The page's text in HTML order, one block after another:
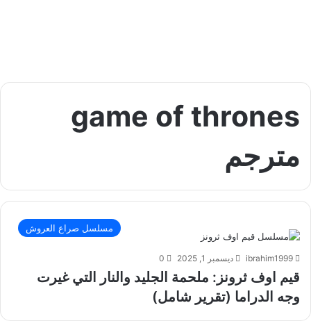
game of thrones
مترجم
مسلسل صراع العروش
ibrahim1999 ديسمبر 1, 2025 0
قيم اوف ثرونز: ملحمة الجليد والنار التي غيرت
وجه الدراما (تقرير شامل)